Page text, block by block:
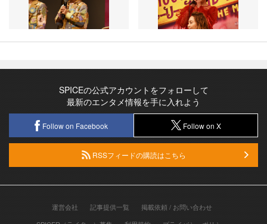
SPICEの公式アカウントをフォローして
最新のエンタメ情報を手に入れよう
Follow on Facebook Follow on X
RSSフィードの購読はこちら
運営会社 記事提供一覧
掲載依頼 / お問い合わせ